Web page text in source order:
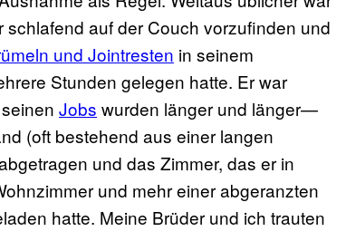
auf der Couch vorzufinden und
und Jointresten in seinem
Stunden gelegen hatte. Er war
Jobs wurden länger und länger—
(oft bestehend aus einer langen
und das Zimmer, das er in
und mehr einer abgeranzten
hatte. Meine Brüder und ich trauten